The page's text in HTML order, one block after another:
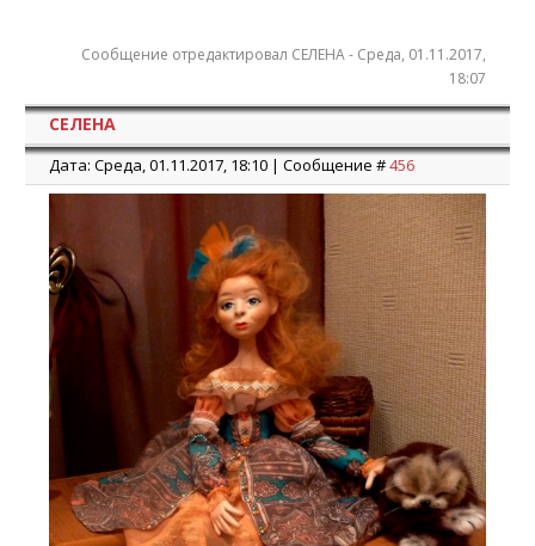
Сообщение отредактировал СЕЛЕНА- Среда, 01.11.2017,
18:07
СЕЛЕНА
Дата: Среда, 01.11.2017, 18:10 | Сообщение #456